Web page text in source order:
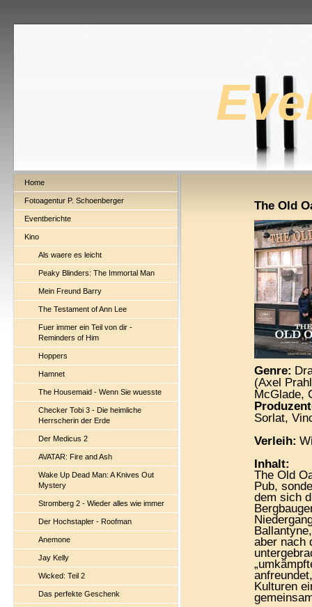
Home
Fotoagentur P. Schoenberger
Eventberichte
Kino
Als waere es leicht
Peaky Blinders: The Immortal Man
Mein Freund Barry
The Testament of Ann Lee
Fuer immer ein Teil von dir -
Reminders of Him
Hoppers
Hamnet
The Housemaid - Wenn Sie wuesste
Checker Tobi 3 - Die heimliche
Herrscherin der Erde
Der Medicus 2
AVATAR: Fire and Ash
Wake Up Dead Man: A Knives Out
Mystery
Stromberg 2 - Wieder alles wie immer
Der Hochstapler - Roofman
Anemone
Jay Kelly
Wicked: Teil 2
Das perfekte Geschenk
The Old
Genre:
(Axel
McGlade,
Sorlat,
Verleih:
Inhalt:
The Old
Pub,
dem sich
aber nach
Kulturen